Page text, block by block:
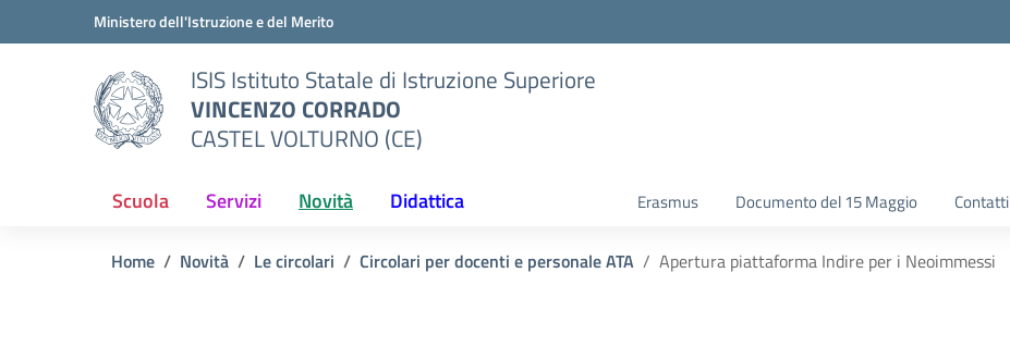
Vai ai contenuti
Vai al menu di navigazioneMinistero dell'Istruzione e del Merito
ISIS Istituto Statale di Istruzione Superiore
VINCENZO CORRADO
CASTEL VOLTURNO (CE)
Scuola Servizi Novità Didattica Erasmus Documento del 15 Maggio Contatti
Home Novità Le circolari Circolari per docenti e personale ATA Apertura piattaforma Indire per i Neoimmessi